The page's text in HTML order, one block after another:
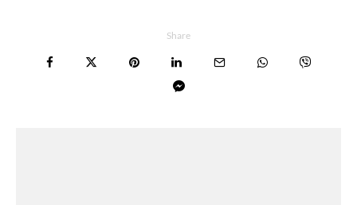
Share